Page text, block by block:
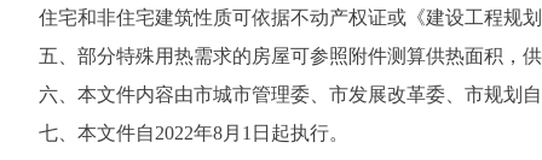
住宅和非住宅建筑性质可依据不动产权证或《建设工程规
五、部分特殊用热需求的房屋可参照附件测算供热面积，供
六、本文件内容由市城市管理委、市发展改革委、市规划
七、本文件自2022年8月1日起执行。